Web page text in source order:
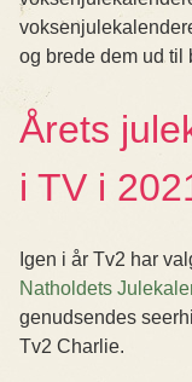
og brede dem ud til
Årets
i TV i
Igen i år Tv2 har
Natholdets
genudsendes
Tv2 Charlie.